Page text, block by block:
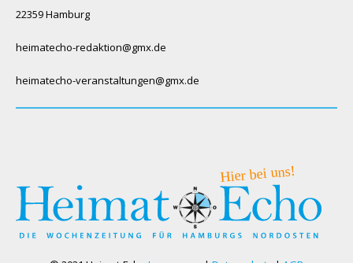
22359 Hamburg
heimatecho-redaktion@gmx.de
heimatecho-veranstaltungen@gmx.de